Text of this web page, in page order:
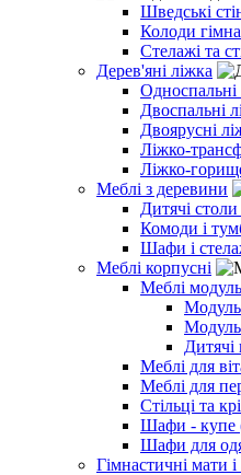
Шведські
Колоди
Стелажі та
Дерев'яні ліжка
Односпальні
Двоспальні
Двоярусні
Ліжко-
Ліжко-
Меблі з деревини
Дитячі столи
Комоди і
Шафи і
Меблі корпусні
Меблі
Дитячі
Меблі для
Меблі для
Стільці та
Шафи - купе
Шафи для
Гімнастичні мати